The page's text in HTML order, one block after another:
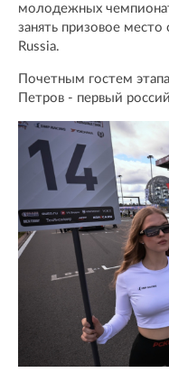
молодежных
занять призовое место
Russia.
Почетным гостем
Петров - первый